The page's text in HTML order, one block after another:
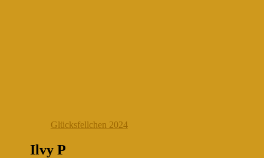
Glücksfellchen 2024
Ilvy P